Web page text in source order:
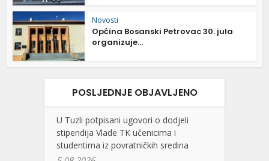
Novosti
Općina Bosanski Petrovac 30. jula
organizuje...
POSLJEDNJE OBJAVLJENO
U Tuzli potpisani ugovori o dodjeli
stipendija Vlade TK učenicima i
studentima iz povratničkih sredina